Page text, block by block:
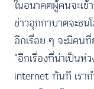
ในอนาคตผู้คนจะเข้
ข่าวอุกกาบาตจะชน
อีกเรื่อย ๆ จะมีคนที่
“อีกเรื่องที่น่าเป็นห่
internet ทันที เรา